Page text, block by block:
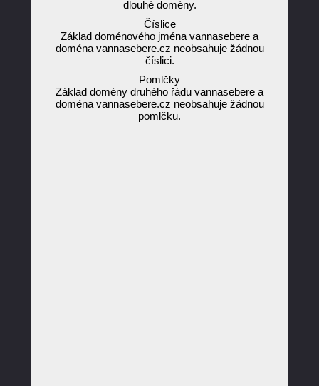
dlouhé domény.
Číslice
Základ doménového jména vannasebere a
doména vannasebere.cz neobsahuje žádnou
číslici.
Pomlčky
Základ domény druhého řádu vannasebere a
doména vannasebere.cz neobsahuje žádnou
pomlčku.